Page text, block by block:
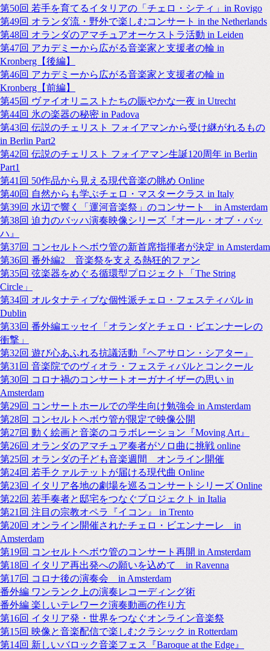
第50回 若手を育てるイタリアの「チェロ・シティ」in Rovigo
第49回 オランダ流・野外で楽しむコンサート in the Netherlands
第48回 オランダのアマチュアオーケストラ活動 in Leiden
第47回 アカデミーから広がる音楽家と支援者の輪 in
Kronberg【後編】
第46回 アカデミーから広がる音楽家と支援者の輪 in
Kronberg【前編】
第45回 ヴァイオリニストたちの賑やかな一夜 in Utrecht
第44回 氷の楽器の秘密 in Padova
第43回 伝説のチェリスト フォイアマンから受け継がれるもの
in Berlin Part2
第42回 伝説のチェリスト フォイアマン生誕120周年 in Berlin
Part1
第41回 50作品から見える現代音楽の眺め Online
第40回 自然からも学ぶチェロ・マスタークラス in Italy
第39回 水辺で響く「運河音楽祭」のコンサート in Amsterdam
第38回 迫力のバッハ演奏映像シリーズ『オール・オブ・バッ
ハ』
第37回 コンセルトヘボウ管の新首席指揮者が決定 in Amsterdam
第36回 番外編2 音楽祭を支える熱狂的ファン
第35回 弦楽器をめぐる循環型プロジェクト「The String
Circle」
第34回 オルタナティブな個性派チェロ・フェスティバル in
Dublin
第33回 番外編エッセイ「オランダとチェロ・ビエンナーレの
衝撃」
第32回 遊び心あふれる抗議活動『ヘアサロン・シアター』
第31回 音楽院でのヴィオラ・フェスティバルとコンクール
第30回 コロナ禍のコンサートオーガナイザーの思い in
Amsterdam
第29回 コンサートホールでの学生向け勉強会 in Amsterdam
第28回 コンセルトヘボウ管が限定で映像公開
第27回 動く絵画と音楽のコラボレーション『Moving Art』
第26回 オランダのアマチュア奏者がソロ曲に挑戦 online
第25回 オランダの子ども音楽週間 オンライン開催
第24回 若手クァルテットが届ける現代曲 Online
第23回 イタリア各地の劇場を巡るコンサートシリーズ Online
第22回 若手奏者と邸宅をつなぐプロジェクト in Italia
第21回 注目の宗教オペラ『イコン』 in Trento
第20回 オンライン開催されたチェロ・ビエンナーレ in
Amsterdam
第19回 コンセルトヘボウ管のコンサート再開 in Amsterdam
第18回 イタリア再出発への願いを込めて in Ravenna
第17回 コロナ後の演奏会 in Amsterdam
番外編 ワンランク上の演奏レコーディング術
番外編 楽しいテレワーク演奏動画の作り方
第16回 イタリア発・世界をつなぐオンライン音楽祭
第15回 映像と音楽配信で楽しむクラシック in Rotterdam
第14回 新しいバロック音楽フェス『Baroque at the Edge』